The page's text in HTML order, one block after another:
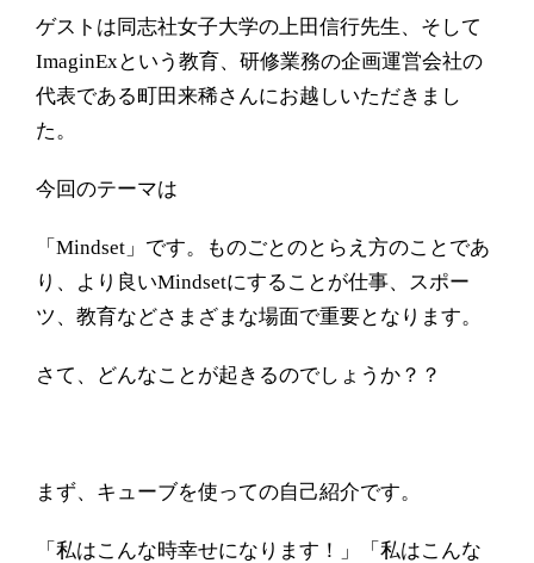
ゲストは同志社女子大学の上田信行先生、そして
ImaginExという教育、研修業務の企画運営会社の
代表である町田来稀さんにお越しいただきまし
た。
今回のテーマは
「 Mindset 」です。ものごとのとらえ方のことであ
り、より良いMindsetにすることが仕事、スポー
ツ、教育などさまざまな場面で重要となります。
さて、どんなことが起きるのでしょうか？？
まず、キューブを使っての自己紹介です。
「私はこんな時幸せになります！」「私はこんな